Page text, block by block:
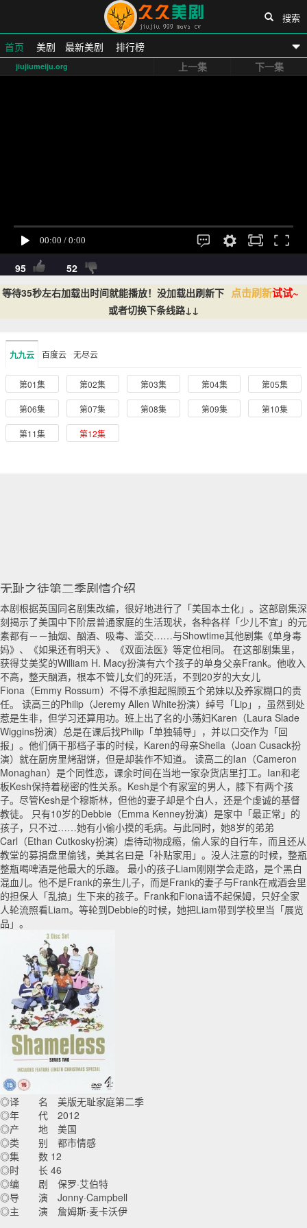
久久美剧网
首页 美剧 最新美剧 排行榜
搜索
jiujiumeiju.org 上一集 下一集
95 52
等待35秒左右加载出时间就能播放！没加载出刷新下 点击刷新试试~
或者切换下条线路↓↓
九九云 百度云 无尽云
第01集 第02集 第03集 第04集 第05集
第06集 第07集 第08集 第09集 第10集
第11集 第12集
无耻之徒第二季剧情介绍
本剧根据英国同名剧集改编，很好地进行了「美国本土化」。这部剧集深
刻揭示了美国中下阶层普通家庭的生活现状，各种各样「少儿不宜」的元
素都有－－抽烟、酗酒、吸毒、滥交……与Showtime其他剧集《单身毒
妈》、《如果还有明天》、《双面法医》等定位相同。 在这部剧集里，
获得艾美奖的William H. Macy扮演有六个孩子的单身父亲Frank。他收入
不高，整天酗酒，根本不管儿女们的死活，不到20岁的大女儿
Fiona（Emmy Rossum）不得不承担起照顾五个弟妹以及养家糊口的责
任。 读高三的Philip（Jeremy Allen White扮演）绰号「Lip」，虽然到处
惹是生非，但学习还算用功。班上出了名的小荡妇Karen（Laura Slade
Wiggins扮演）总是在课后找Philip「单独辅导」，并以口交作为「回
报」。他们俩干那档子事的时候，Karen的母亲Sheila（Joan Cusack扮
演）就在厨房里烤甜饼，但是却装作不知道。 读高二的Ian（Cameron
Monaghan）是个同性恋，课余时间在当地一家杂货店里打工。Ian和老
板Kesh保持着秘密的性关系。Kesh是个有家室的男人，膝下有两个孩
子。尽管Kesh是个穆斯林，但他的妻子却是个白人，还是个虔诚的基督
教徒。 只有10岁的Debbie（Emma Kenney扮演）是家中「最正常」的
孩子，只不过……她有小偷小摸的毛病。与此同时，她8岁的弟弟
Carl（Ethan Cutkosky扮演）虐待动物成瘾，偷人家的自行车，而且还从
教堂的募捐盘里偷钱，美其名曰是「补贴家用」。没人注意的时候，整瓶
整瓶喝啤酒是他最大的乐趣。 最小的孩子Liam刚刚学会走路，是个黑白
混血儿。他不是Frank的亲生儿子，而是Frank的妻子与Frank在戒酒会里
的担保人「乱搞」生下来的孩子。Frank和Fiona请不起保姆，只好全家
人轮流照看Liam。等轮到Debbie的时候，她把Liam带到学校里当「展览
品」。
◎译 名 美版无耻家庭第二季
◎年 代 2012
◎产 地 美国
◎类 别 都市情感
◎集 数 12
◎时 长 46
◎编 剧 保罗·艾伯特
◎导 演 Jonny·Campbell
◎主 演 詹姆斯·麦卡沃伊